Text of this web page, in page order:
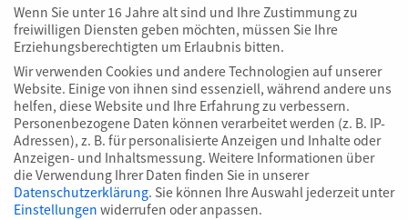
24.Nov..2021
Zertifizierter Entsorgungsfachbetrieb ✓
zertifizierte RC-Baustoffe ✓ &
Altholzaufbereitungsanlage ✓ u.v.m. ✓ Mehr
Infos zur Zertifizierung ▸
WEITERLESEN
Wenn Sie unter 16 Jahre alt sind und Ihre Zustimmung zu
freiwilligen Diensten geben möchten, müssen Sie Ihre
Erziehungsberechtigten um Erlaubnis bitten.
Wir verwenden Cookies und andere Technologien auf unserer
Website. Einige von ihnen sind essenziell, während andere uns
helfen, diese Website und Ihre Erfahrung zu verbessern.
Personenbezogene Daten können verarbeitet werden (z. B. IP-
Adressen), z. B. für personalisierte Anzeigen und Inhalte oder
Anzeigen- und Inhaltsmessung. Weitere Informationen über
die Verwendung Ihrer Daten finden Sie in unserer
Datenschutzerklärung. Sie können Ihre Auswahl jederzeit unter
Einstellungen widerrufen oder anpassen.